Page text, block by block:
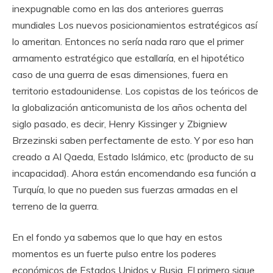
inexpugnable como en las dos anteriores guerras
mundiales Los nuevos posicionamientos estratégicos así
lo ameritan. Entonces no sería nada raro que el primer
armamento estratégico que estallaría, en el hipotético
caso de una guerra de esas dimensiones, fuera en
territorio estadounidense. Los copistas de los teóricos de
la globalización anticomunista de los años ochenta del
siglo pasado, es decir, Henry Kissinger y Zbigniew
Brzezinski saben perfectamente de esto. Y por eso han
creado a Al Qaeda, Estado Islámico, etc (producto de su
incapacidad). Ahora están encomendando esa función a
Turquía, lo que no pueden sus fuerzas armadas en el
terreno de la guerra.
En el fondo ya sabemos que lo que hay en estos
momentos es un fuerte pulso entre los poderes
económicos de Estados Unidos y Rusia. El primero sigue